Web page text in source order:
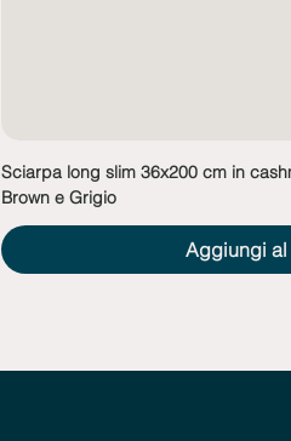
Sciarpa long slim 36x200 cm in
Brown e Grigio
Aggiungi